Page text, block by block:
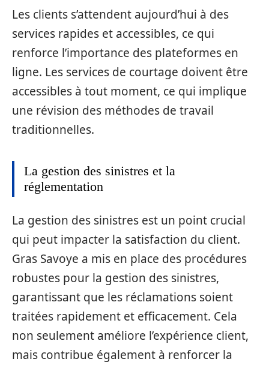
Les clients s’attendent aujourd’hui à des
services rapides et accessibles, ce qui
renforce l’importance des plateformes en
ligne. Les services de courtage doivent être
accessibles à tout moment, ce qui implique
une révision des méthodes de travail
traditionnelles.
La gestion des sinistres et la
réglementation
La gestion des sinistres est un point crucial
qui peut impacter la satisfaction du client.
Gras Savoye a mis en place des procédures
robustes pour la gestion des sinistres,
garantissant que les réclamations soient
traitées rapidement et efficacement. Cela
non seulement améliore l’expérience client,
mais contribue également à renforcer la